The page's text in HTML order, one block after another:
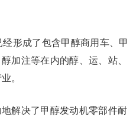
形成了包含甲醇商用车、甲
加注等在内的醇、运、站、
。
解决了甲醇发动机零部件耐